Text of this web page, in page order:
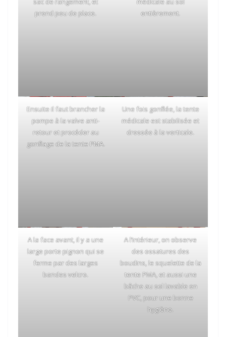
prend peu de place.
entièrement.
Ensuite il faut brancher la
pompe à la valve anti-
retour et procéder au
gonflage de la tente PMA.
Une fois gonflée, la tente
médicale est stabilisée et
dressée à la verticale.
A la face avant, il y a une
large porte pignon qui se
ferme par des larges
bandes velcro.
A l’intérieur, on observe
des ossatures des
boudins, le squelette de la
tente PMA, et aussi une
bâche au sol lavable en
PVC, pour une bonne
hygiène.